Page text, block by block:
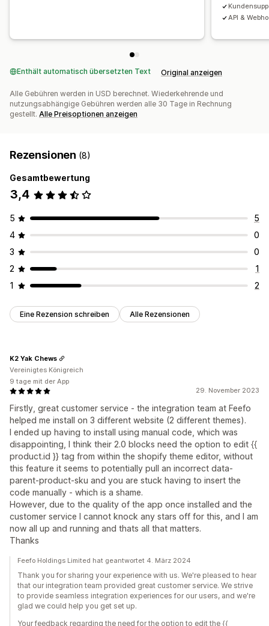
API &
Enthält automatisch übersetzten Text Original anzeigen
Alle Gebühren werden in USD berechnet. Wiederkehrende und
nutzungsabhängige Gebühren werden alle 30 Tage in Rechnung
gestellt. Alle Preisoptionen anzeigen
Rezensionen (8)
Gesamtbewertung
3,4
5
5
4
0
3
0
2
1
1
2
Eine Rezension schreiben Alle Rezensionen
29. November 2023
Firstly, great customer service - the integration team at Feefo
helped me install on 3 different website (2 different themes).
I ended up having to install using manual code, which was
disappointing, I think their 2.0 blocks need the option to edit {{
product.id }} tag from within the shopify theme editor, without
this feature it seems to potentially pull an incorrect data-
parent-product-sku and you are stuck having to insert the
code manually - which is a shame.
However, due to the quality of the app once installed and the
customer service I cannot knock any stars off for this, and I am
now all up and running and thats all that matters.
Thanks
K2 Yak Chews
Vereinigtes Königreich
9 tage mit der App
Feefo Holdings Limited hat geantwortet 4. März 2024
Thank you for sharing your experience with us. We're pleased to hear
that our integration team provided great customer service. We strive
to provide seamless integration experiences for our users, and we're
glad we could help you get set up.
Your feedback regarding the need for the option to edit the {{